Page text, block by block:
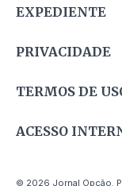
EXPEDIENTE
PRIVACIDADE
TERMOS DE
ACESSO
© 2026 Jornal Opção.